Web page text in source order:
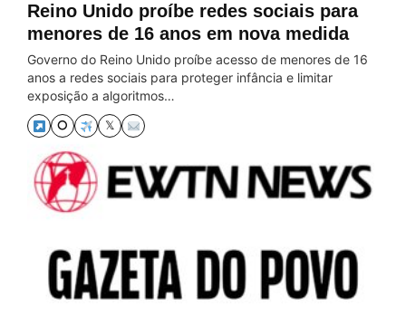
Reino Unido proíbe redes sociais para
menores de 16 anos em nova medida
Governo do Reino Unido proíbe acesso de menores de 16
anos a redes sociais para proteger infância e limitar
exposição a algoritmos…
⭘ 𝕏